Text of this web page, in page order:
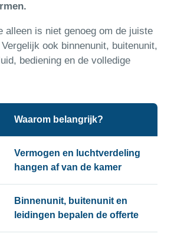
alleen is niet genoeg om de juiste
ook binnenunit, buitenunit,
bediening en de volledige
Waarom belangrijk?
Vermogen en luchtverdeling
hangen af van de kamer
Binnenunit, buitenunit en
leidingen bepalen de offerte